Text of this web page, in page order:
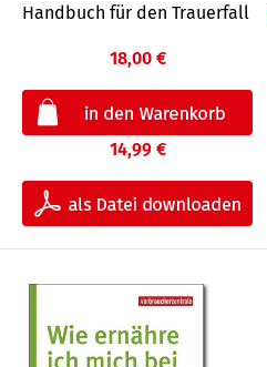
Handbuch für den Trauerfall
18,00 €
14,99 €